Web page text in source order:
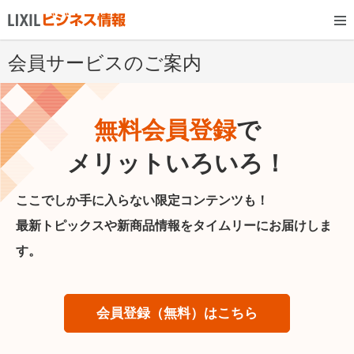
会員サービスのご案内
無料会員登録で
メリットいろいろ！
ここでしか手に入らない限定コンテンツも！
最新トピックスや新商品情報をタイムリーにお届けしま
す。
会員登録（無料）はこちら